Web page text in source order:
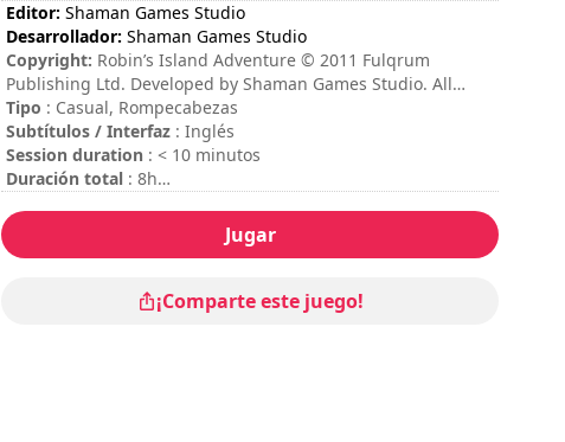
Editor: Shaman Games Studio
Desarrollador: Shaman Games Studio
Copyright: Robin’s Island Adventure © 2011 Fulqrum
Publishing Ltd. Developed by Shaman Games Studio. All
rights reserved. Unity 4 © Unity Technologies. All rights
reserved.
Tipo : Casual, Rompecabezas
Subtítulos / Interfaz : Inglés
Session duration : < 10 minutos
Duración total : 8h
Jugar
¡Comparte este juego!